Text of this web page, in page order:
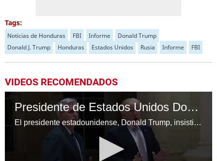
Tags:
Noticias de Honduras FBI Informe
Donald Trump
Donald J. Trump
Honduras Estados Unidos Rusia Informe FBI
VIDEOS RECOMENDADOS
Presidente de Estados Unidos Donald Trump: “No soy un racista”
El presidente estadounidense, Donald Trump, insistió en que no es racista, luego de trascendidos de que criticó la inmigración de "países de mierda", provocando una ola de indignación internacional.